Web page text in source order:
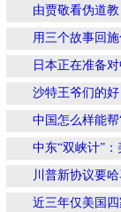
由贾敬看伪道教
用三个故事回
日本正在准备
沙特王爷们的
中国怎么样能
中东“双峡计”
川普新协议要
近三年仅美国